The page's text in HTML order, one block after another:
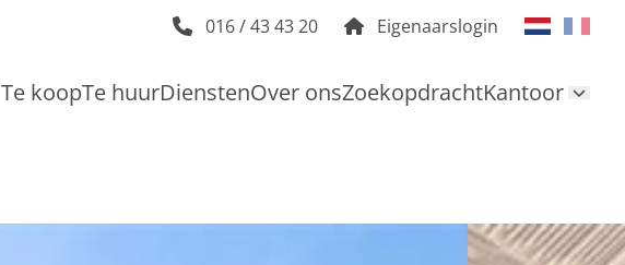
016 / 43 43 20 Eigenaarslogin
Te koopTe huurDienstenOver onsZoekopdrachtKantoor